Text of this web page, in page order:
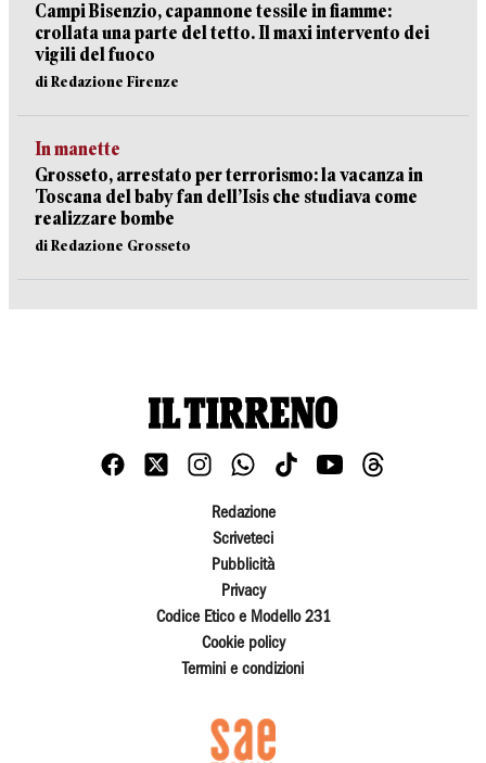
Campi Bisenzio, capannone tessile in fiamme:
crollata una parte del tetto. Il maxi intervento dei
vigili del fuoco
di Redazione Firenze
In manette
Grosseto, arrestato per terrorismo: la vacanza in
Toscana del baby fan dell’Isis che studiava come
realizzare bombe
di Redazione Grosseto
Redazione
Scriveteci
Pubblicità
Privacy
Codice Etico e Modello 231
Cookie policy
Termini e condizioni